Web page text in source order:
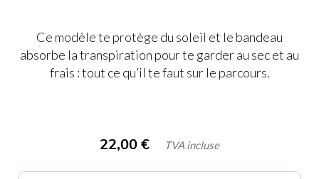
Ce modèle te protège du soleil et le bandeau
absorbe la transpiration pour te garder au sec et au
frais : tout ce qu’il te faut sur le parcours.
22,00 € TVA incluse